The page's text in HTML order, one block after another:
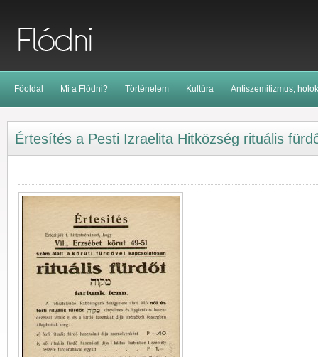
Főoldal Mi a Flódni? Történelem Kultúra Antiszemitizmus,
Értesítés a Pesti Izraelita Hitközség rituális